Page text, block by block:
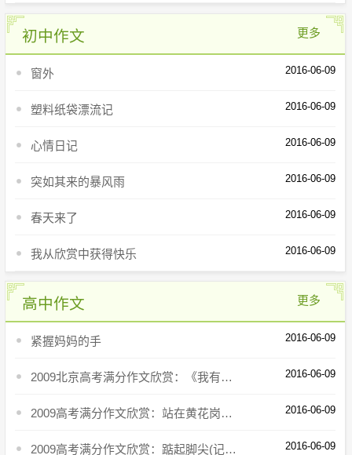
初中作文 更多
窗外 2016-06-09
塑料纸袋漂流记 2016-06-09
心情日记 2016-06-09
突如其来的暴风雨 2016-06-09
春天来了 2016-06-09
我从欣赏中获得快乐 2016-06-09
高中作文 更多
紧握妈妈的手 2016-06-09
2009北京高考满分作文欣赏：《我有一双隐形的翅膀》 2016-06-09
2009高考满分作文欣赏：站在黄花岗陵园的门口 2016-06-09
2009高考满分作文欣赏：踮起脚尖(记叙文) 2016-06-09